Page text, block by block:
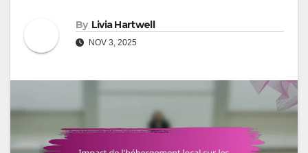
By Livia Hartwell
NOV 3, 2025